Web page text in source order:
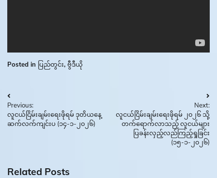
Posted in ပြည်တွင်း, ဗွီဒီယို
Post
navigation
Previous:
လူငယ်ငြိမ်းချမ်းရေးဖိုရမ် ဒုတိယနေ့
ဆက်လက်ကျင်းပ (၁၄-၁-၂၀၂၆)
Next:
လူငယ်ငြိမ်းချမ်းရေးဖိုရမ် ၂၀၂၆ သို့
တက်ရောက်လာသည့် လူငယ်များ
ပြခန်းလှည့်လည်ကြည့်ရှုခြင်း
(၁၅-၁-၂၀၂၆)
Related Posts